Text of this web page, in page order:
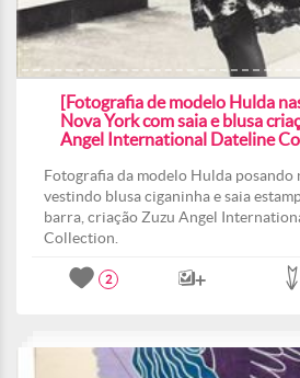
[Fotografia de modelo Hulda
Nova York com saia e blusa
Angel International Dateline
Fotografia da modelo Hulda posando
vestindo blusa ciganinha e saia
barra, criação Zuzu Angel
Collection.
2